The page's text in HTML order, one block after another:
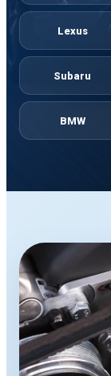
Lexus
Subaru
BMW